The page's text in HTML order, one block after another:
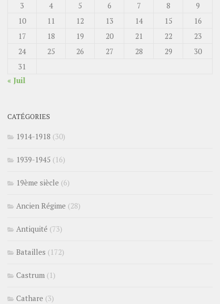
3
4 5 6 7 8
9
10
11 12 13 14 15
16
17
18 19 20 21 22
23
24
25 26 27 28 29
30
31
« Juil
CATÉGORIES
1914-1918 (30)
1939-1945 (16)
19ème siècle (6)
Ancien Régime (28)
Antiquité (73)
Batailles (172)
Castrum (1)
Cathare (3)